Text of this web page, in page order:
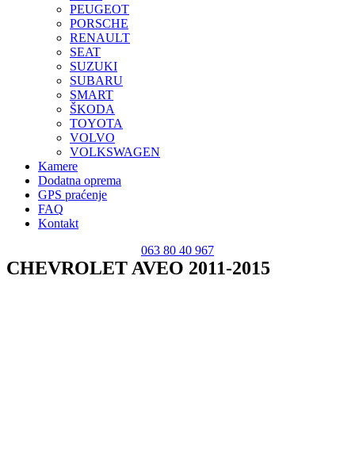
PEUGEOT
PORSCHE
RENAULT
SEAT
SUZUKI
SUBARU
SMART
ŠKODA
TOYOTA
VOLVO
VOLKSWAGEN
Kamere
Dodatna oprema
GPS praćenje
FAQ
Kontakt
063 80 40 967
CHEVROLET AVEO 2011-2015